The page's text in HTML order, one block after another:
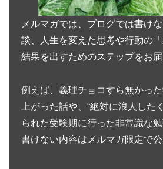
メルマガでは、ブログでは書け
談、人生を変えた思考や行動の
結果を出すためのステップをお届
例えば、義理チョコすら無かっ
上がった話や、“絶対に浪人した
られた受験期に行った非常識な
書けない内容はメルマガ限定で公